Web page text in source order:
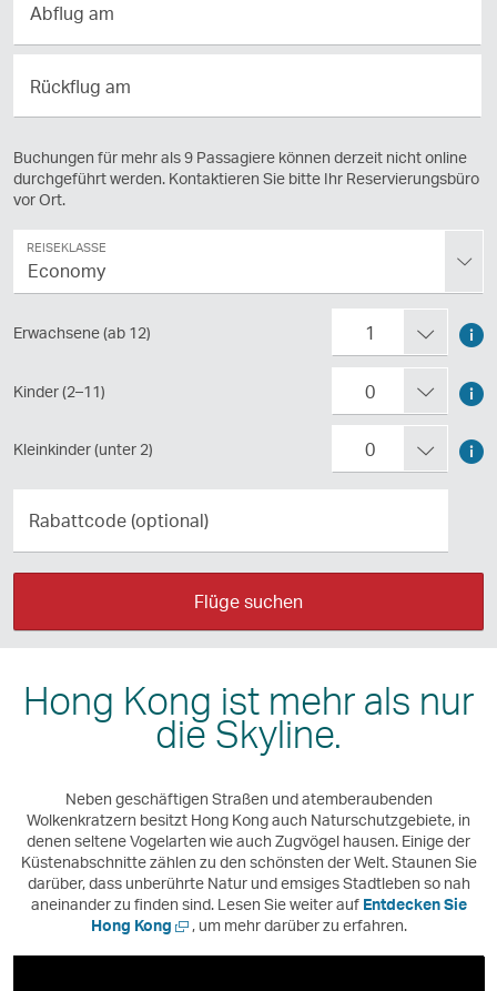
amAbflug am
amRückflug am
Buchungen für mehr als 9 Passagiere können derzeit nicht online
durchgeführt werden. Kontaktieren Sie bitte Ihr Reservierungsbüro
vor Ort.
Reiseklasse
REISEKLASSE
Economy
Erwachsene (ab 12) 1
für
die
Kinder (2–11) 0
die
Kleinkinder (unter 2) 0
(optional)
Flüge suchen
Hong Kong ist mehr als nur
die Skyline.
Neben geschäftigen Straßen und atemberaubenden
Wolkenkratzern besitzt Hong Kong auch Naturschutzgebiete, in
denen seltene Vogelarten wie auch Zugvögel hausen. Einige der
Küstenabschnitte zählen zu den schönsten der Welt. Staunen Sie
darüber, dass unberührte Natur und emsiges Stadtleben so nah
aneinander zu finden sind. Lesen Sie weiter auf Entdecken Sie
Hong KongNeues, um mehr darüber zu erfahren.